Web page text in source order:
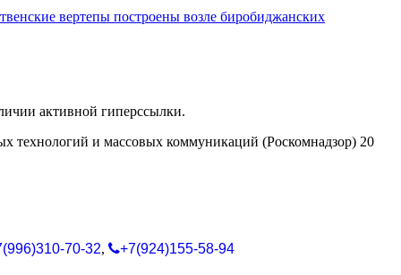
вертепы построены возле биробиджанских
активной гиперссылки.
технологий и массовых коммуникаций (Роскомнадзор) 20
70-32,
+7(924)155-58-94